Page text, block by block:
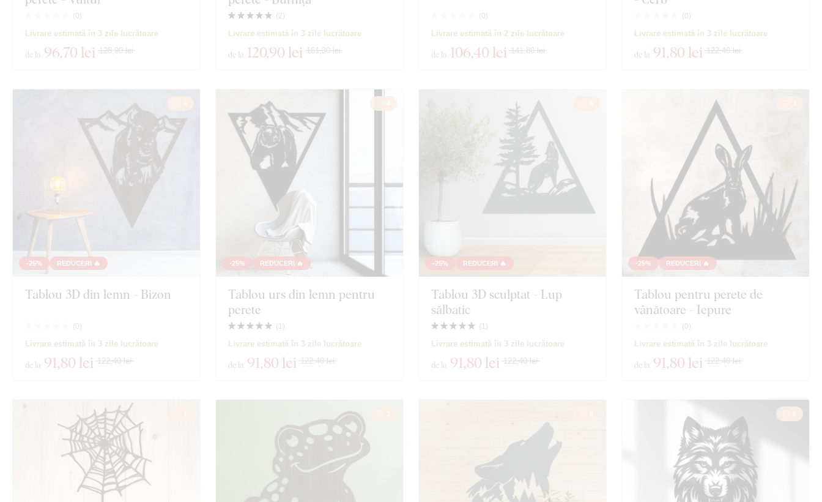
Adâncime
Vizualizare 127 produse Închidere filtrul
( 0)
Livrare estimată în 3 zile lucrătoare
de la 96,70 lei 128,90 lei
(2)
Livrare estimată în 3 zile lucrătoare
de la 120,90 lei 161,30 lei
( 0)
Livrare estimată în 2 zile lucrătoare
de la 106,40 lei 141,80 lei
( 0)
Livrare estimată în 3 zile lucrătoare
de la 91,80 lei 122,40 lei
-25% REDUCERI 🔥
Tablou 3D din lemn - Bizon
( 0)
Livrare estimată în 3 zile lucrătoare
de la 91,80 lei 122,40 lei
-25% REDUCERI 🔥
Tablou urs din lemn pentru
perete
(1)
Livrare estimată în 3 zile lucrătoare
de la 91,80 lei 122,40 lei
-25% REDUCERI 🔥
Tablou 3D sculptat - Lup
sălbatic
(1)
Livrare estimată în 3 zile lucrătoare
de la 91,80 lei 122,40 lei
-25% REDUCERI 🔥
Tablou pentru perete de
vânătoare - Iepure
( 0)
Livrare estimată în 3 zile lucrătoare
de la 91,80 lei 122,40 lei